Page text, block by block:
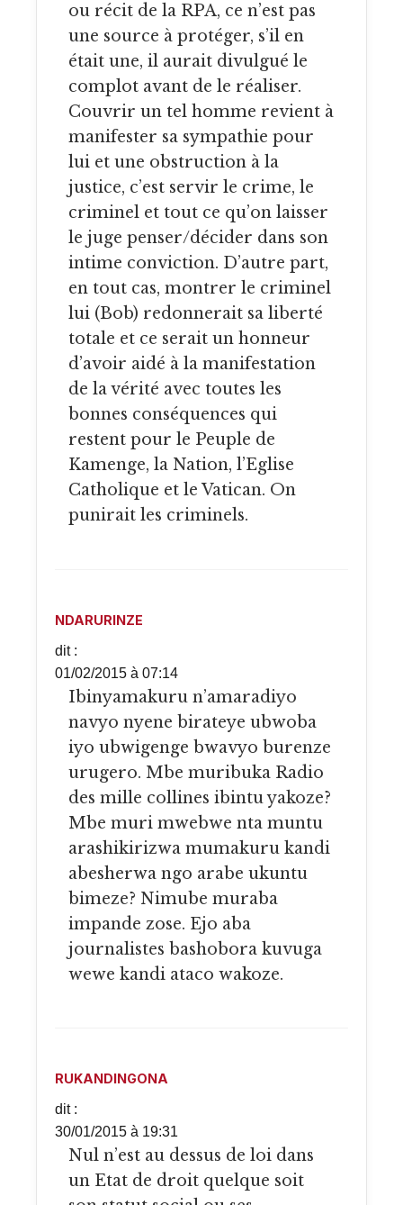
ou récit de la RPA, ce n’est pas
une source à protéger, s’il en
était une, il aurait divulgué le
complot avant de le réaliser.
Couvrir un tel homme revient à
manifester sa sympathie pour
lui et une obstruction à la
justice, c’est servir le crime, le
criminel et tout ce qu’on laisser
le juge penser/décider dans son
intime conviction. D’autre part,
en tout cas, montrer le criminel
lui (Bob) redonnerait sa liberté
totale et ce serait un honneur
d’avoir aidé à la manifestation
de la vérité avec toutes les
bonnes conséquences qui
restent pour le Peuple de
Kamenge, la Nation, l’Eglise
Catholique et le Vatican. On
punirait les criminels.
NDARURINZE
dit :
01/02/2015 à 07:14
Ibinyamakuru n’amaradiyo
navyo nyene birateye ubwoba
iyo ubwigenge bwavyo burenze
urugero. Mbe muribuka Radio
des mille collines ibintu yakoze?
Mbe muri mwebwe nta muntu
arashikirizwa mumakuru kandi
abesherwa ngo arabe ukuntu
bimeze? Nimube muraba
impande zose. Ejo aba
journalistes bashobora kuvuga
wewe kandi ataco wakoze.
RUKANDINGONA
dit :
30/01/2015 à 19:31
Nul n’est au dessus de loi dans
un Etat de droit quelque soit